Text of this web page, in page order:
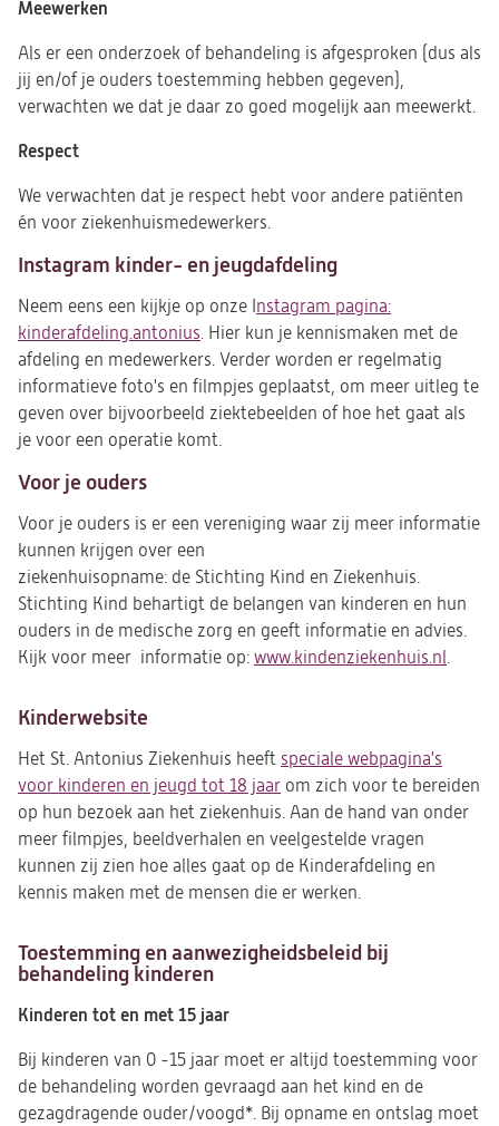
Meewerken
Als er een onderzoek of behandeling is afgesproken (dus als
jij en/of je ouders toestemming hebben gegeven),
verwachten we dat je daar zo goed mogelijk aan meewerkt.
Respect
We verwachten dat je respect hebt voor andere patiënten
én voor ziekenhuismedewerkers.
Instagram kinder- en jeugdafdeling
Neem eens een kijkje op onze I nstagram pagina:
kinderafdeling.antonius(opent
in
een
nieuwe
tab)
. Hier kun je kennismaken met de
afdeling en medewerkers. Verder worden er regelmatig
informatieve foto's en filmpjes geplaatst, om meer uitleg te
geven over bijvoorbeeld ziektebeelden of hoe het gaat als
je voor een operatie komt.
Voor je ouders
Voor je ouders is er een vereniging waar zij meer informatie
kunnen krijgen over een
ziekenhuisopname: de Stichting Kind en Ziekenhuis.
Stichting Kind behartigt de belangen van kinderen en hun
ouders in de medische zorg en geeft informatie en advies.
Kijk voor meer informatie op: www.kindenziekenhuis.nl(opent
.
Kinderwebsite
Het St. Antonius Ziekenhuis heeft speciale webpagina's
voor kinderen en jeugd tot 18 jaar om zich voor te bereiden
op hun bezoek aan het ziekenhuis. Aan de hand van onder
meer filmpjes, beeldverhalen en veelgestelde vragen
kunnen zij zien hoe alles gaat op de Kinderafdeling en
kennis maken met de mensen die er werken.
Toestemming en aanwezigheidsbeleid bij
behandeling kinderen
Kinderen tot en met 15 jaar
Bij kinderen van 0 -15 jaar moet er altijd toestemming voor
de behandeling worden gevraagd aan het kind en de
gezagdragende ouder/voogd*. Bij opname en ontslag moet